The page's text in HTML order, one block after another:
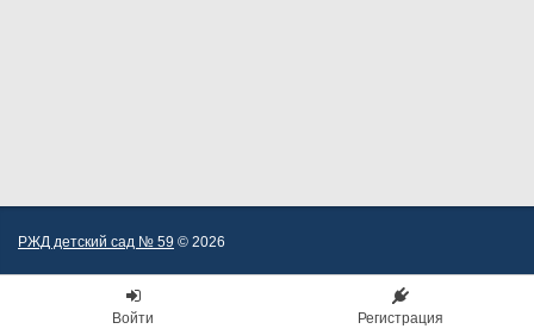
РЖД детский сад № 59 © 2026
Войти Регистрация